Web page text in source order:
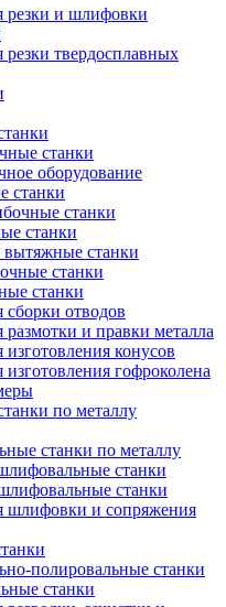
резки и шлифовки
резки твердосплавных
станки
оборудование
станки
станки
станки
станки
станки
станки
сборки отводов
размотки и правки металла
конусов
гофроколена
по металлу
станки по металлу
станки
станки
шлифовки и сопряжения
полировальные станки
станки